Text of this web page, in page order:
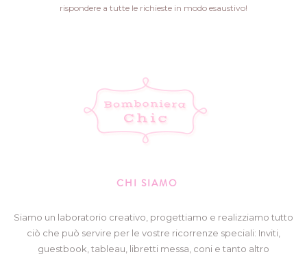
rispondere a tutte le richieste in modo esaustivo!
CHI SIAMO
Siamo un laboratorio creativo, progettiamo e realizziamo tutto
ciò che può servire per le vostre ricorrenze speciali: Inviti,
guestbook, tableau, libretti messa, coni e tanto altro